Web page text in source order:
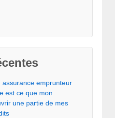
assurance emprunteur
est ce que mon
une partie de mes